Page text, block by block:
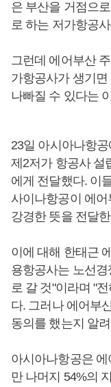
은 부산을 거점으
로 하는 저가항공
그런데 에어부산
가항공사가 생기면
나빠질 수 있다는
23일 아시아나항
제2저가 항공사 설
에게 전달했다. 이
사이나항공이 에
강경한 뜻을 전달
이에 대해 한태근
용항공사는 노선
로 갈 것"이라며 "
다. 그러나 에어부
동의를 했는지 알
아시아나항공은 에
만 나머지 54%의